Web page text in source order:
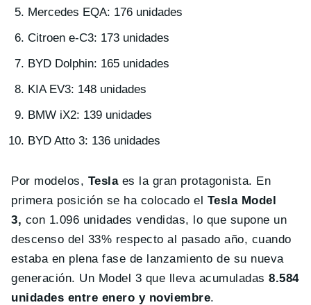
Mercedes EQA: 176 unidades
Citroen e-C3: 173 unidades
BYD Dolphin: 165 unidades
KIA EV3: 148 unidades
BMW iX2: 139 unidades
BYD Atto 3: 136 unidades
Por modelos, Teslaes la gran protagonista. En
primera posición se ha colocado el Tesla Model
3, con 1.096 unidades vendidas, lo que supone un
descenso del 33% respecto al pasado año, cuando
estaba en plena fase de lanzamiento de su nueva
generación. Un Model 3 que lleva acumuladas 8.584
unidades entre enero y noviembre.